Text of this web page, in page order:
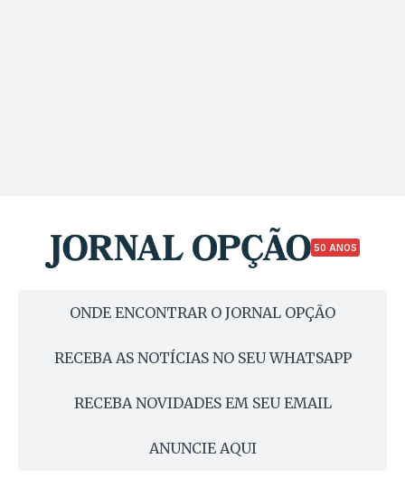
50 ANOS
ONDE ENCONTRAR O JORNAL OPÇÃO
RECEBA AS NOTÍCIAS NO SEU WHATSAPP
RECEBA NOVIDADES EM SEU EMAIL
ANUNCIE AQUI